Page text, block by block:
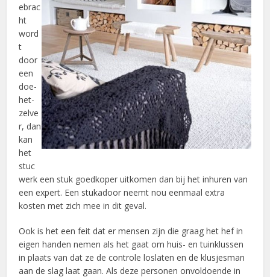
ebrac
ht
word
t
door
een
doe-
het-
zelve
r, dan
kan
het
stuc
werk een stuk goedkoper uitkomen dan bij het inhuren van
een expert. Een stukadoor neemt nou eenmaal extra
kosten met zich mee in dit geval.
Ook is het een feit dat er mensen zijn die graag het hef in
eigen handen nemen als het gaat om huis- en tuinklussen
in plaats van dat ze de controle loslaten en de klusjesman
aan de slag laat gaan. Als deze personen onvoldoende in